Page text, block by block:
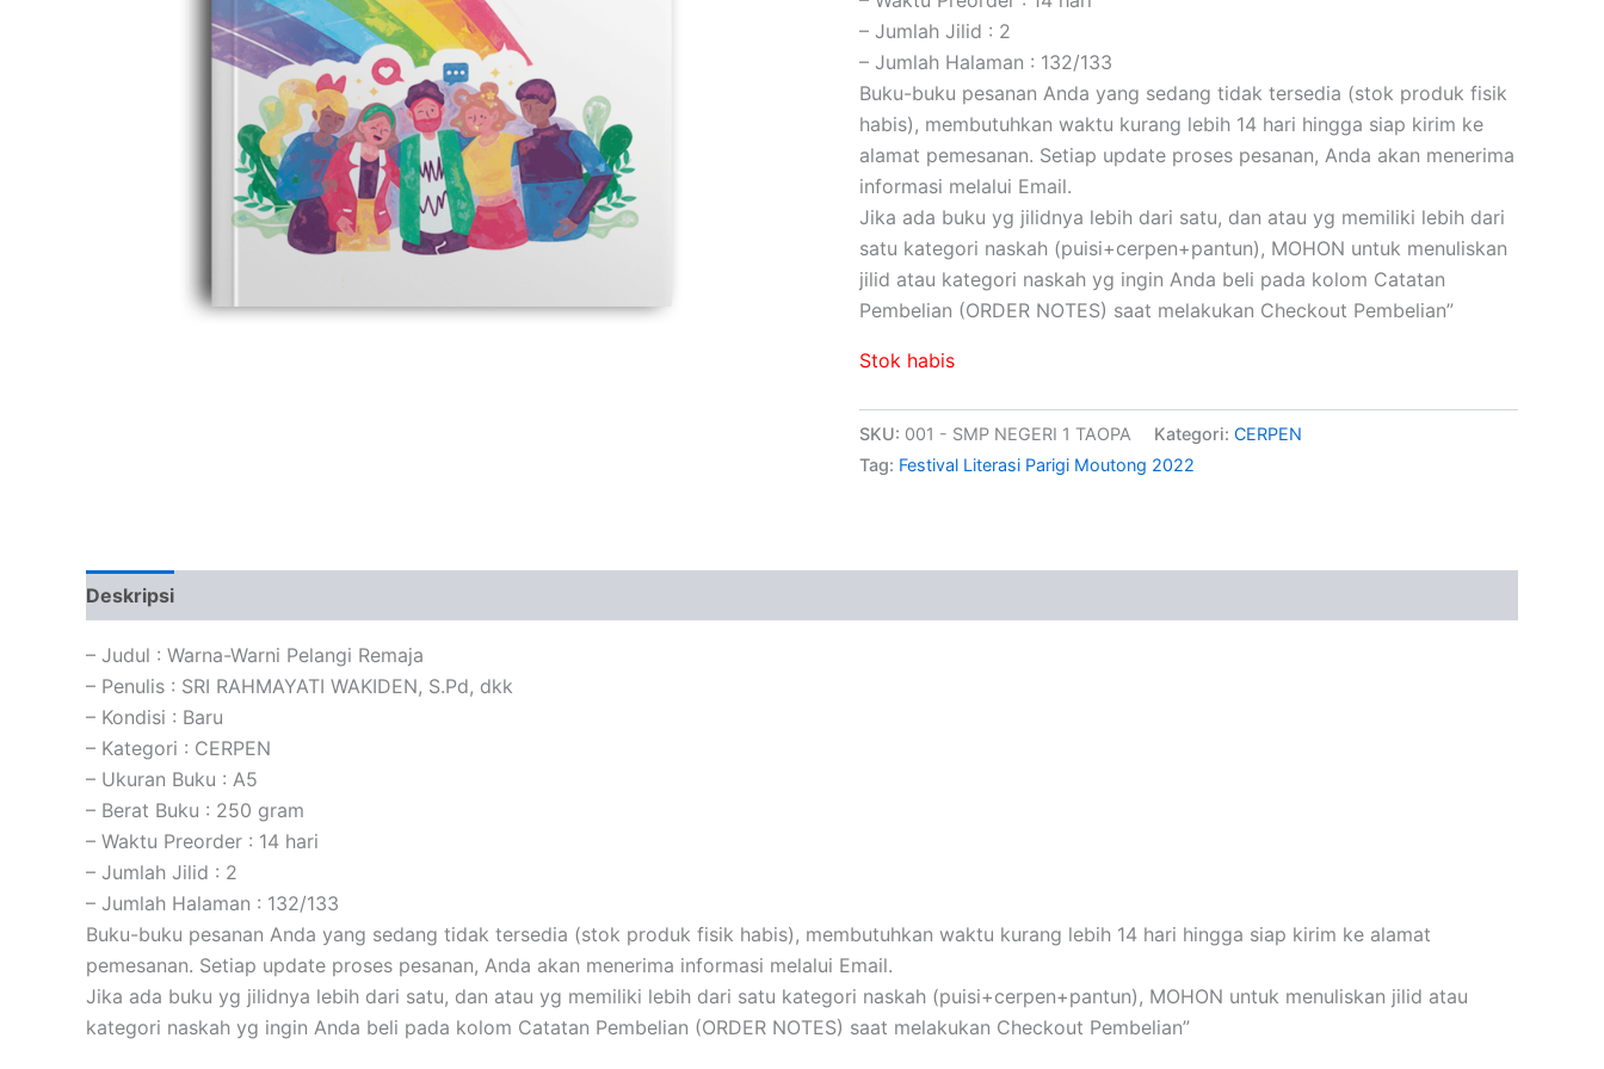
– Jumlah Jilid : 2
– Jumlah Halaman : 132/133
Buku-buku pesanan Anda yang sedang tidak tersedia (stok produk fisik
habis), membutuhkan waktu kurang lebih 14 hari hingga siap kirim ke
alamat pemesanan. Setiap update proses pesanan, Anda akan menerima
informasi melalui Email.
Jika ada buku yg jilidnya lebih dari satu, dan atau yg memiliki lebih dari
satu kategori naskah (puisi+cerpen+pantun), MOHON untuk menuliskan
jilid atau kategori naskah yg ingin Anda beli pada kolom Catatan
Pembelian (ORDER NOTES) saat melakukan Checkout Pembelian”
Stok habis
SKU: 001 - SMP NEGERI 1 TAOPA Kategori: CERPEN
Tag: Festival Literasi Parigi Moutong 2022
Deskripsi
– Judul : Warna-Warni Pelangi Remaja
– Penulis : SRI RAHMAYATI WAKIDEN, S.Pd, dkk
– Kondisi : Baru
– Kategori : CERPEN
– Ukuran Buku : A5
– Berat Buku : 250 gram
– Waktu Preorder : 14 hari
– Jumlah Jilid : 2
– Jumlah Halaman : 132/133
Buku-buku pesanan Anda yang sedang tidak tersedia (stok produk fisik habis), membutuhkan waktu kurang lebih 14 hari hingga siap kirim ke alamat
pemesanan. Setiap update proses pesanan, Anda akan menerima informasi melalui Email.
Jika ada buku yg jilidnya lebih dari satu, dan atau yg memiliki lebih dari satu kategori naskah (puisi+cerpen+pantun), MOHON untuk menuliskan jilid atau
kategori naskah yg ingin Anda beli pada kolom Catatan Pembelian (ORDER NOTES) saat melakukan Checkout Pembelian”